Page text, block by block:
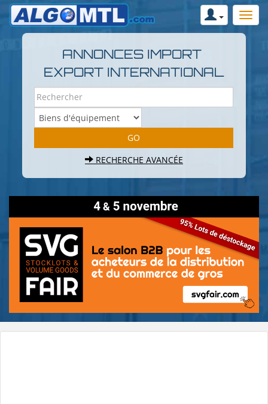
ANNONCES IMPORT
EXPORT INTERNATIONAL
RECHERCHE AVANCÉE